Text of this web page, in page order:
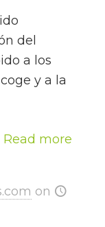
del
a los
y a la
Read more
on